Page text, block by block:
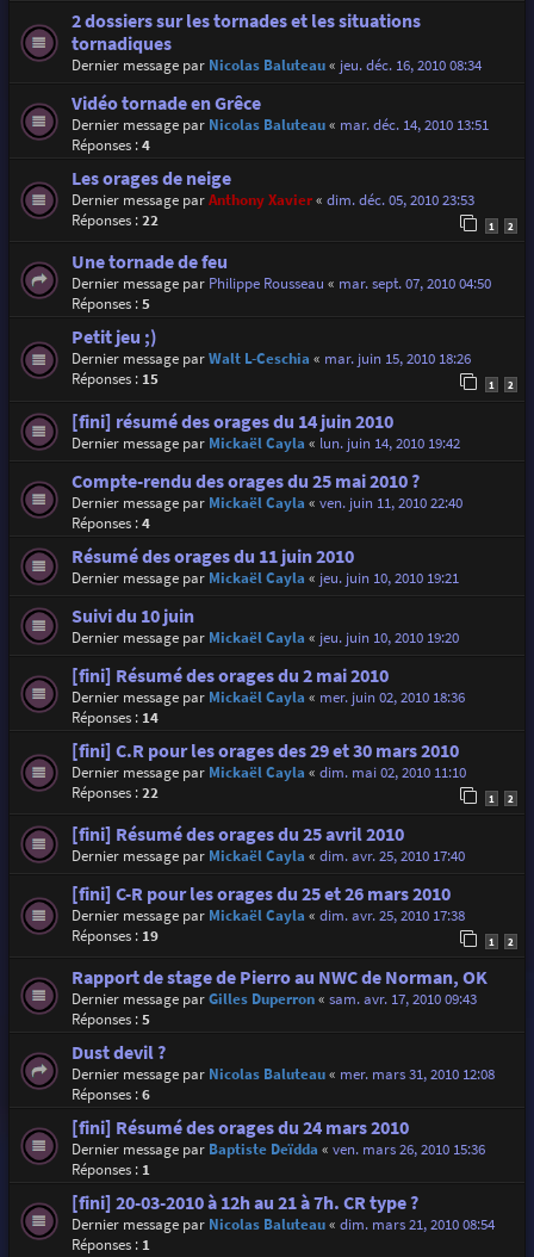
2 dossiers sur les tornades et les situations
tornadiques
Dernier message par Nicolas Baluteau« jeu. déc. 16, 2010 08:34
Vidéo tornade en Grêce
Dernier message par Nicolas Baluteau« mar. déc. 14, 2010 13:51
Réponses :4
Les orages de neige
Dernier message parAnthony Xavier« dim. déc. 05, 2010 23:53
Réponses :22 1 2
Une tornade de feu
Dernier message par Philippe Rousseau « mar. sept. 07, 2010 04:50
Réponses :5
Petit jeu ;)
Dernier message parWalt L-Ceschia « mar. juin 15, 2010 18:26
Réponses : 15 1 2
[fini] résumé des orages du 14 juin 2010
Dernier message par Mickaël Cayla « lun. juin 14, 2010 19:42
Compte-rendu des orages du 25 mai 2010 ?
Dernier message par Mickaël Cayla « ven. juin 11, 2010 22:40
Réponses :4
Résumé des orages du 11 juin 2010
Dernier message par Mickaël Cayla « jeu. juin 10, 2010 19:21
Suivi du 10 juin
Dernier message par Mickaël Cayla « jeu. juin 10, 2010 19:20
[fini] Résumé des orages du 2 mai 2010
Dernier message par Mickaël Cayla « mer. juin 02, 2010 18:36
Réponses : 14
[fini] C.R pour les orages des 29 et 30 mars 2010
Dernier message par Mickaël Cayla « dim. mai 02, 2010 11:10
Réponses :22 1 2
[fini] Résumé des orages du 25 avril 2010
Dernier message par Mickaël Cayla « dim. avr. 25, 2010 17:40
[fini] C-R pour les orages du 25 et 26 mars 2010
Dernier message par Mickaël Cayla « dim. avr. 25, 2010 17:38
Réponses : 19 1 2
Rapport de stage de Pierro au NWC de Norman, OK
Dernier message parGilles Duperron« sam. avr. 17, 2010 09:43
Réponses :5
Dust devil ?
Dernier message par Nicolas Baluteau« mer. mars 31, 2010 12:08
Réponses :6
[fini] Résumé des orages du 24 mars 2010
Dernier message par Baptiste Deïdda « ven. mars 26, 2010 15:36
Réponses : 1
[fini] 20-03-2010 à 12h au 21 à 7h. CR type ?
Dernier message par Nicolas Baluteau« dim. mars 21, 2010 08:54
Réponses : 1